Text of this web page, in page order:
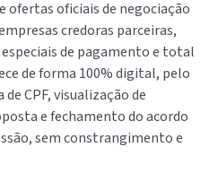
ofertas oficiais de negociação
credoras parceiras,
de pagamento e total
de forma 100% digital, pelo
CPF, visualização de
e fechamento do acordo
sem constrangimento e